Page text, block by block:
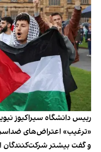
رییس دانشگاه سیراکیوز
«ترغیب» اعتراض‌های
و گفت بیشتر شرکت‌کنندگان